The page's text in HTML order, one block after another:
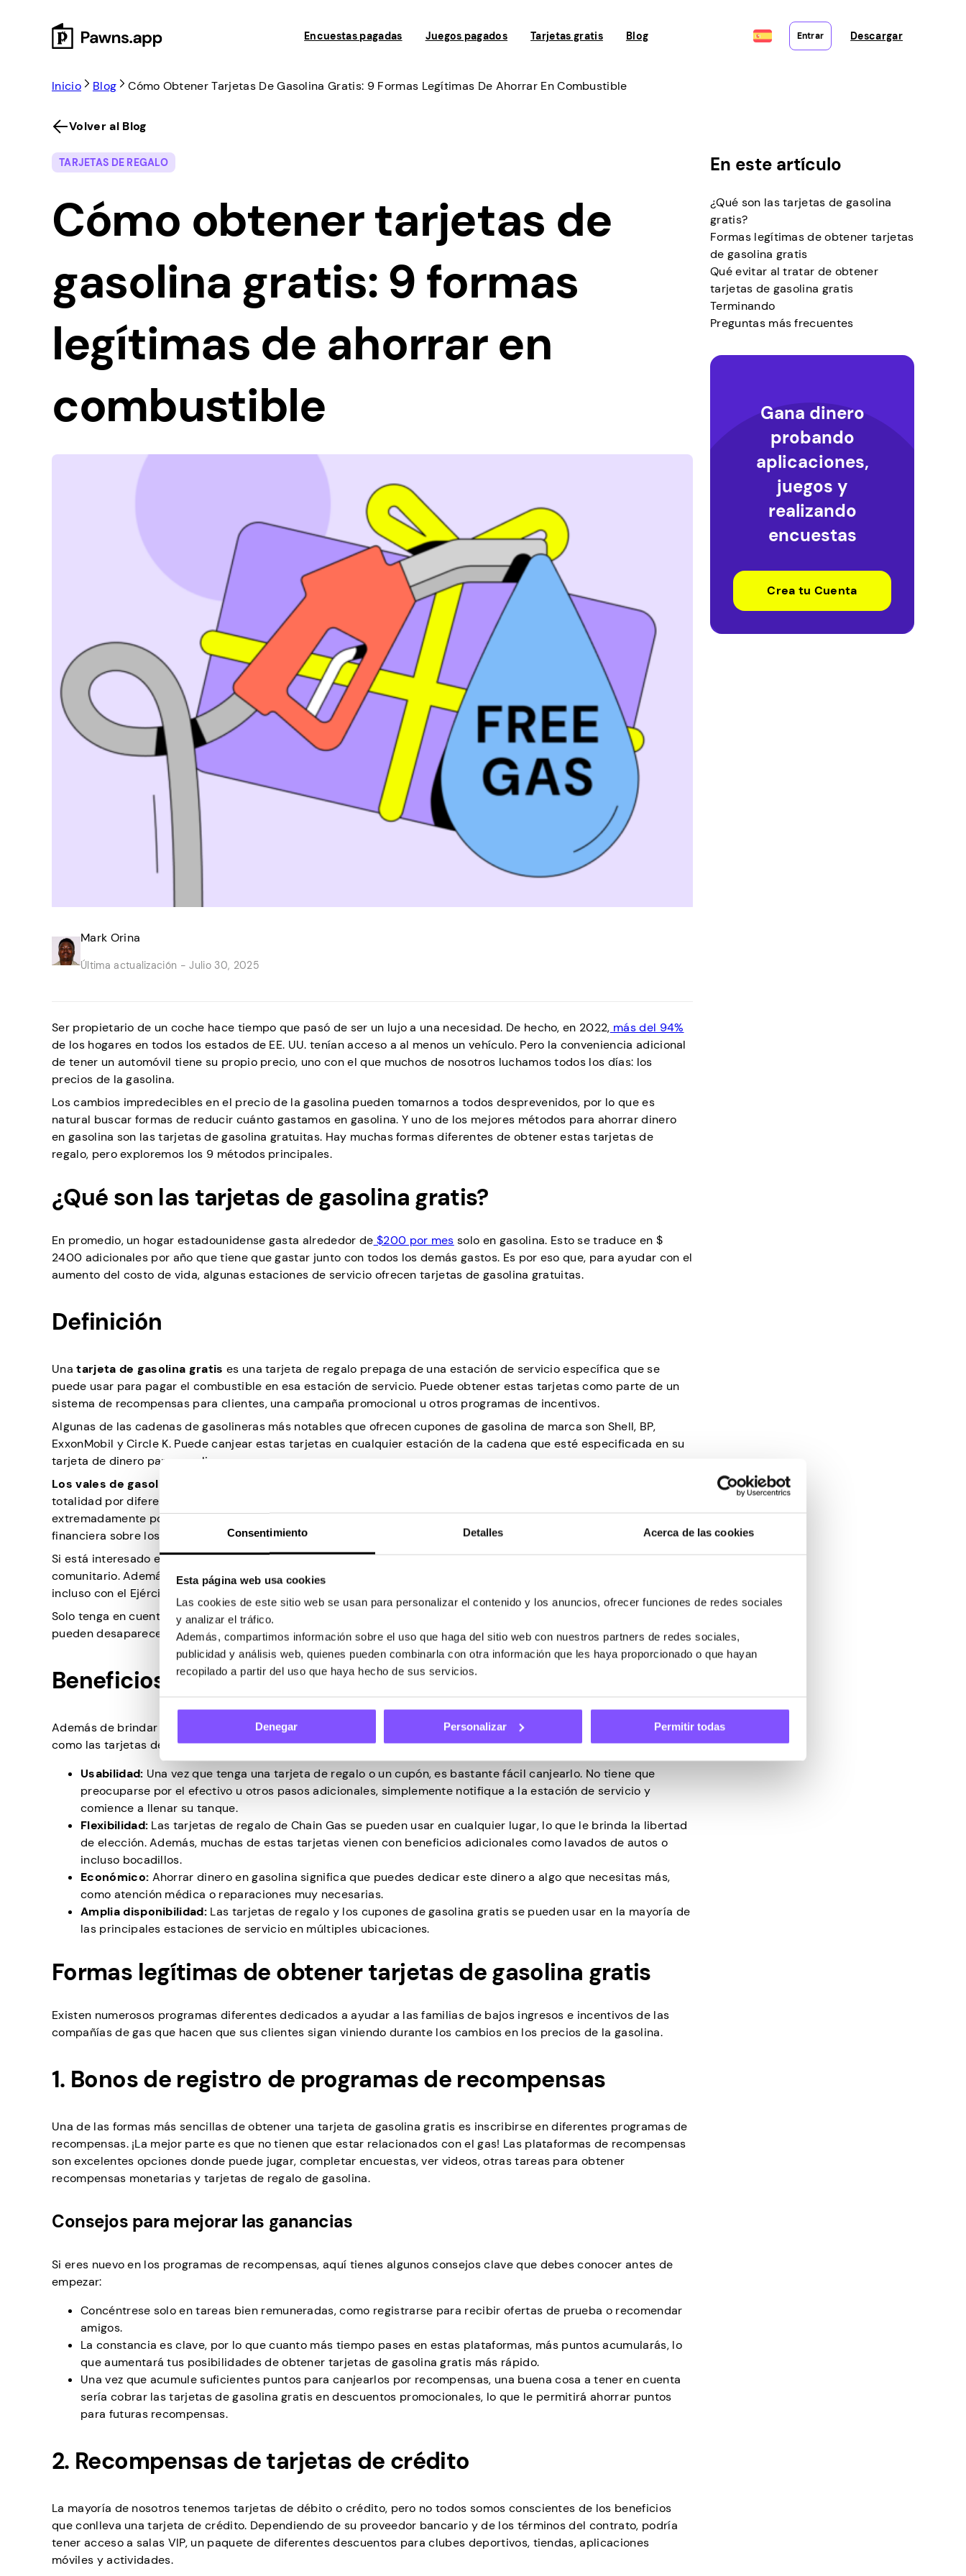
Consentimiento Detalles Acerca de las cookies
Esta página web usa cookies
Las cookies de este sitio web se usan para personalizar el contenido y los anuncios, ofrecer funciones de redes sociales
y analizar el tráfico.
Además, compartimos información sobre el uso que haga del sitio web con nuestros partners de redes sociales,
publicidad y análisis web, quienes pueden combinarla con otra información que les haya proporcionado o que hayan
recopilado a partir del uso que haya hecho de sus servicios.
Denegar Personalizar Permitir todas
Encuestas pagadas Juegos pagados Tarjetas gratis Blog Entrar Descargar
Inicio Blog Cómo Obtener Tarjetas De Gasolina Gratis: 9 Formas Legítimas De Ahorrar En Combustible
Volver al Blog
TARJETAS DE REGALO
Cómo obtener tarjetas de
gasolina gratis: 9 formas
legítimas de ahorrar en
combustible
Mark Orina
Última actualización - Julio 30, 2025
Ser propietario de un coche hace tiempo que pasó de ser un lujo a una necesidad. De hecho, en 2022, más del 94%
de los hogares en todos los estados de EE. UU. tenían acceso a al menos un vehículo. Pero la conveniencia adicional
de tener un automóvil tiene su propio precio, uno con el que muchos de nosotros luchamos todos los días: los
precios de la gasolina.
Los cambios impredecibles en el precio de la gasolina pueden tomarnos a todos desprevenidos, por lo que es
natural buscar formas de reducir cuánto gastamos en gasolina. Y uno de los mejores métodos para ahorrar dinero
en gasolina son las tarjetas de gasolina gratuitas. Hay muchas formas diferentes de obtener estas tarjetas de
regalo, pero exploremos los 9 métodos principales.
¿Qué son las tarjetas de gasolina gratis?
En promedio, un hogar estadounidense gasta alrededor de $200 por mes solo en gasolina. Esto se traduce en $
2400 adicionales por año que tiene que gastar junto con todos los demás gastos. Es por eso que, para ayudar con el
aumento del costo de vida, algunas estaciones de servicio ofrecen tarjetas de gasolina gratuitas.
Definición
Unatarjeta de gasolina gratis es una tarjeta de regalo prepaga de una estación de servicio específica que se
puede usar para pagar el combustible en esa estación de servicio. Puede obtener estas tarjetas como parte de un
sistema de recompensas para clientes, una campaña promocional u otros programas de incentivos.
Algunas de las cadenas de gasolineras más notables que ofrecen cupones de gasolina de marca son Shell, BP,
ExxonMobil y Circle K. Puede canjear estas tarjetas en cualquier estación de la cadena que esté especificada en su
tarjeta de dinero para gasolina.
Los vales de gasolina
totalidad por diferentes organizaciones benéficas y sin fines de lucro. Estas asociaciones se han vuelto
extremadamente populares, especialmente en las comunidades menos afortunadas, ofreciendo disminuir la carga
financiera sobre los costos de transporte.
Si está interesado en los cupones de gasolina, puede comenzar simplemente poniéndose en contacto con su centro
comunitario. Además, también puedes ponerte en contacto con diferentes programas de caridad de la iglesia o
incluso con el Ejército de Salvación local para obtener ayuda.
Solo tenga en cuenta que estos programas tienen una gran demanda, por lo que los cupones de gasolina gratis
pueden desaparecer rápidamente.
Beneficios
Además de brindar asistencia financiera para ahorrar dinero en su gasolina, las iniciativas de reducción de costos,
como las tarjetas de regalo o los cupones de gasolina gratis, también ofrecen otros grandes beneficios.
Usabilidad: Una vez que tenga una tarjeta de regalo o un cupón, es bastante fácil canjearlo. No tiene que
preocuparse por el efectivo u otros pasos adicionales, simplemente notifique a la estación de servicio y
comience a llenar su tanque.
Flexibilidad: Las tarjetas de regalo de Chain Gas se pueden usar en cualquier lugar, lo que le brinda la libertad
de elección. Además, muchas de estas tarjetas vienen con beneficios adicionales como lavados de autos o
incluso bocadillos.
Económico: Ahorrar dinero en gasolina significa que puedes dedicar este dinero a algo que necesitas más,
como atención médica o reparaciones muy necesarias.
Amplia disponibilidad: Las tarjetas de regalo y los cupones de gasolina gratis se pueden usar en la mayoría de
las principales estaciones de servicio en múltiples ubicaciones.
Formas legítimas de obtener tarjetas de gasolina gratis
Existen numerosos programas diferentes dedicados a ayudar a las familias de bajos ingresos e incentivos de las
compañías de gas que hacen que sus clientes sigan viniendo durante los cambios en los precios de la gasolina.
1. Bonos de registro de programas de recompensas
Una de las formas más sencillas de obtener una tarjeta de gasolina gratis es inscribirse en diferentes programas de
recompensas. ¡La mejor parte es que no tienen que estar relacionados con el gas! Las plataformas de recompensas
son excelentes opciones donde puede jugar, completar encuestas, ver videos, otras tareas para obtener
recompensas monetarias y tarjetas de regalo de gasolina.
Consejos para mejorar las ganancias
Si eres nuevo en los programas de recompensas, aquí tienes algunos consejos clave que debes conocer antes de
empezar:
Concéntrese solo en tareas bien remuneradas, como registrarse para recibir ofertas de prueba o recomendar
amigos.
La constancia es clave, por lo que cuanto más tiempo pases en estas plataformas, más puntos acumularás, lo
que aumentará tus posibilidades de obtener tarjetas de gasolina gratis más rápido.
Una vez que acumule suficientes puntos para canjearlos por recompensas, una buena cosa a tener en cuenta
sería cobrar las tarjetas de gasolina gratis en descuentos promocionales, lo que le permitirá ahorrar puntos
para futuras recompensas.
2. Recompensas de tarjetas de crédito
La mayoría de nosotros tenemos tarjetas de débito o crédito, pero no todos somos conscientes de los beneficios
que conlleva una tarjeta de crédito. Dependiendo de su proveedor bancario y de los términos del contrato, podría
tener acceso a salas VIP, un paquete de diferentes descuentos para clubes deportivos, tiendas, aplicaciones
móviles y actividades.
En este artículo
¿Qué son las tarjetas de gasolina
gratis?
Formas legítimas de obtener tarjetas
de gasolina gratis
Qué evitar al tratar de obtener
tarjetas de gasolina gratis
Terminando
Preguntas más frecuentes
Gana dinero
probando
aplicaciones,
juegos y
realizando
encuestas
Crea tu Cuenta